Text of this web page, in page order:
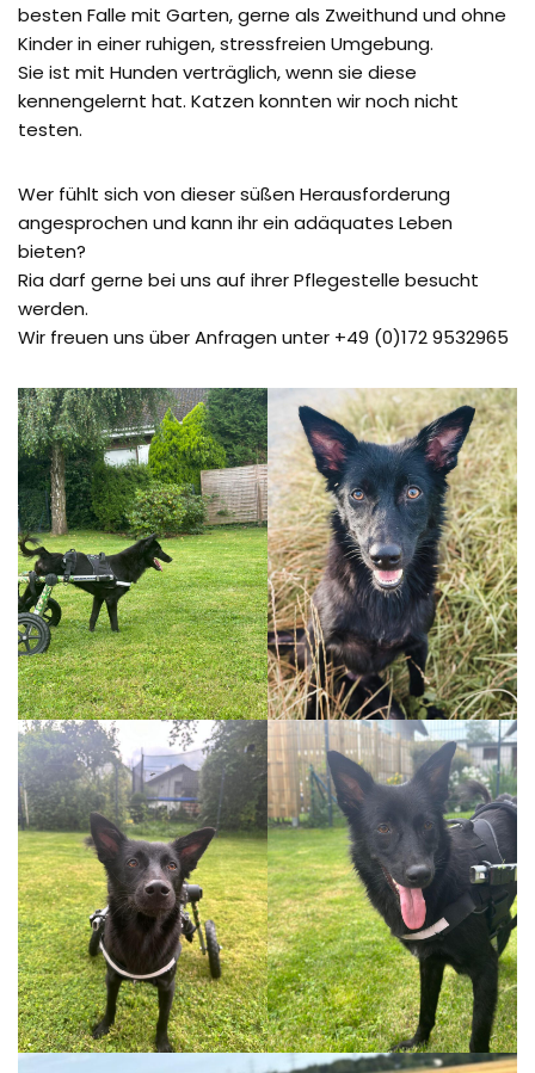
besten Falle mit Garten, gerne als Zweithund und ohne
Kinder in einer ruhigen, stressfreien Umgebung.
Sie ist mit Hunden verträglich, wenn sie diese
kennengelernt hat. Katzen konnten wir noch nicht
testen.
Wer fühlt sich von dieser süßen Herausforderung
angesprochen und kann ihr ein adäquates Leben
bieten?
Ria darf gerne bei uns auf ihrer Pflegestelle besucht
werden.
Wir freuen uns über Anfragen unter +49 (0)172 9532965